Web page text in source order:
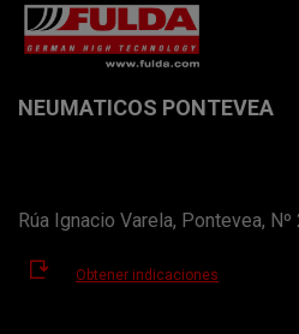
NEUMATICOS PONTEVEA
Rúa Ignacio Varela, Pontevea, Nº
Obtener indicaciones